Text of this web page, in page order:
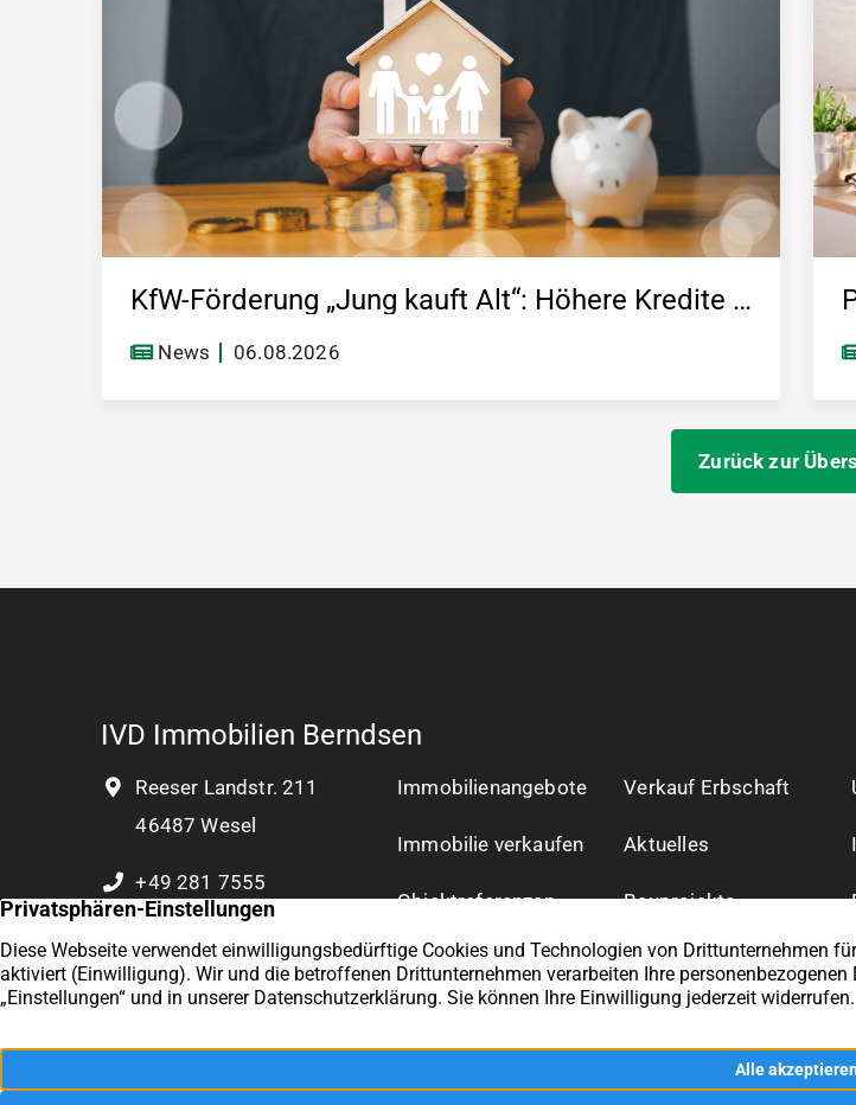
KfW-Förderung „Jung kauft Alt“: Höhere Kredite ab August 2026
News 06.08.2026
Zurück zur
IVD Immobilien Berndsen
Reeser Landstr. 211
46487 Wesel
+49 281 7555
0 177 8932 804
Immobilienangebote Verkauf Erbschaft
Immobilie verkaufen Aktuelles
Objektreferenzen Bauprojekte
EU AI Act Impressum
Verkauf aus
Altersgründen
Vertrag widerrufen